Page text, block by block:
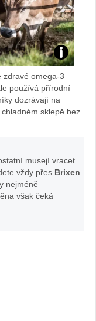
Zdroj:
zdravé omega-3
používá přírodní
dozrávají na
sklepě bez
musejí vracet.
vždy přes Brixen
nejméně
však čeká